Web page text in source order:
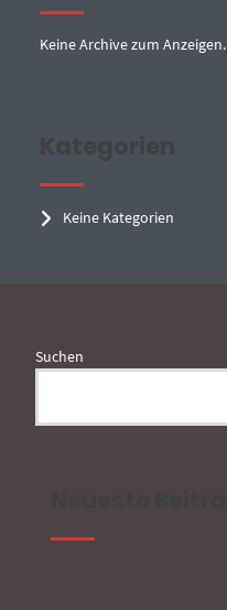
Keine Archive zum Anzeigen.
Kategorien
Keine Kategorien
Suchen